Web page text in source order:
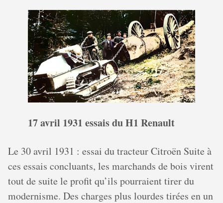
17 avril 1931 essais du H1 Renault
Le 30 avril 1931 : essai du tracteur Citroën Suite à
ces essais concluants, les marchands de bois virent
tout de suite le profit qu’ils pourraient tirer du
modernisme. Des charges plus lourdes tirées en un